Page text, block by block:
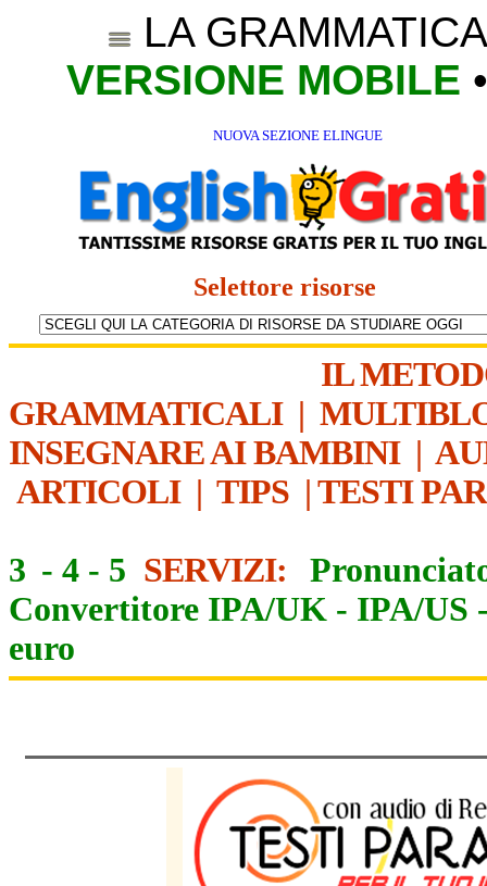
LA
VERSIONE MOBILE
NUOVA SEZIONE ELINGUE
Selettore risorse
IL
GRAMMATICALI|
INSEGNARE AI BAMBINI|
ARTICOLI| TIPS | TESTI
3 - 4 - 5 SERVIZI:
Convertitore IPA/UK - IPA/US
euro